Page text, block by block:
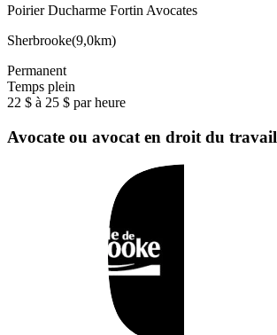
Poirier Ducharme Fortin Avocates
Sherbrooke(9,0km)
Permanent
Temps plein
22 $ à 25 $ par heure
Avocate ou avocat en droit du travail